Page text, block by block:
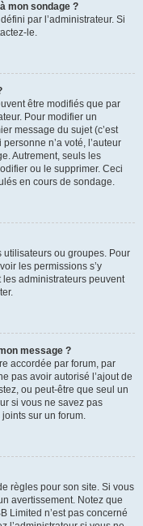
mon sondage ?
par l’administrateur. Si
le.
être modifiés que par
Pour modifier un
message du sujet (c’est
n’a voté, l’auteur
Autrement, seuls les
ou le supprimer. Ceci
en cours de sondage.
utilisateurs ou groupes. Pour
les permissions s’y
administrateurs peuvent
message ?
accordée par forum, par
pas avoir autorisé l’ajout de
ou peut-être que seul un
si vous ne savez pas
sur un forum.
règles pour son site. Si vous
avertissement. Notez que
Limited n’est pas concerné